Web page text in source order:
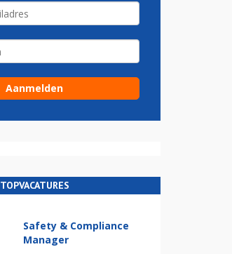
TOPVACATURES
Safety & Compliance
Manager